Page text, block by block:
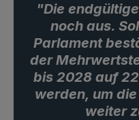
"Die
noch aus.
Parlament
der
bis 2028 auf
werden, um
weiter